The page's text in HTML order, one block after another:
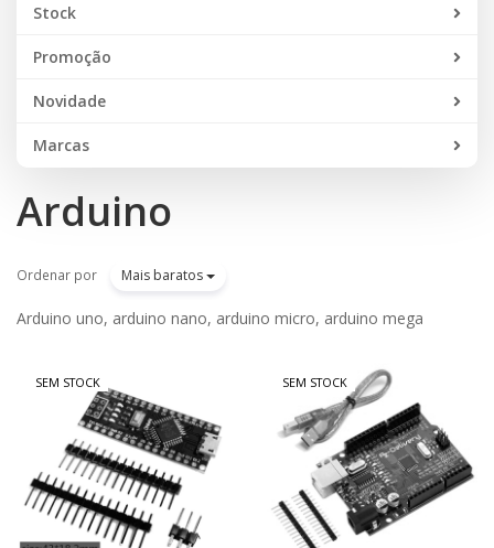
Stock
Promoção
Novidade
Marcas
Arduino
Ordenar por Mais baratos
Arduino uno, arduino nano, arduino micro, arduino mega
SEM STOCK SEM STOCK